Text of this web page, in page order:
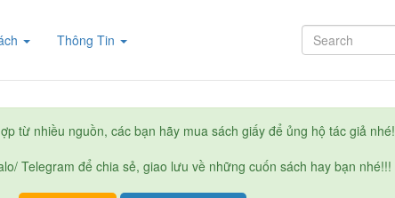
Thông Tin
từ nhiều nguồn, các bạn hãy mua sách giấy để ủng hộ tác giả nhé!
Telegram để chia sẻ, giao lưu về những cuốn sách hay bạn nhé!!!